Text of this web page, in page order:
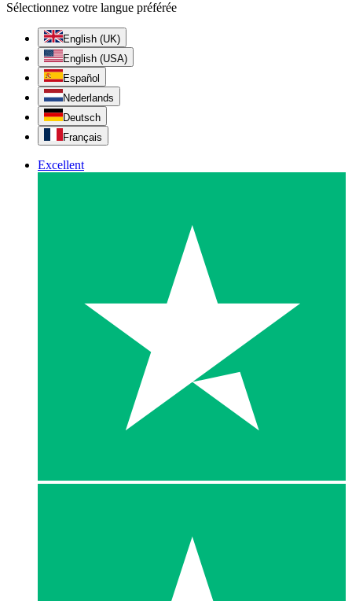
Sélectionnez votre langue préférée
English (UK)
English (USA)
Español
Nederlands
Deutsch
Français
Excellent